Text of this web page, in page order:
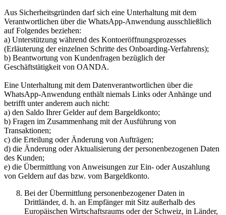
Aus Sicherheitsgründen darf sich eine Unterhaltung mit dem
Verantwortlichen über die WhatsApp-Anwendung ausschließlich
auf Folgendes beziehen:
a) Unterstützung während des Kontoeröffnungsprozesses
(Erläuterung der einzelnen Schritte des Onboarding-Verfahrens);
b) Beantwortung von Kundenfragen bezüglich der
Geschäftstätigkeit von OANDA.
Eine Unterhaltung mit dem Datenverantwortlichen über die
WhatsApp-Anwendung enthält niemals Links oder Anhänge und
betrifft unter anderem auch nicht:
a) den Saldo Ihrer Gelder auf dem Bargeldkonto;
b) Fragen im Zusammenhang mit der Ausführung von
Transaktionen;
c) die Erteilung oder Änderung von Aufträgen;
d) die Änderung oder Aktualisierung der personenbezogenen Daten
des Kunden;
e) die Übermittlung von Anweisungen zur Ein- oder Auszahlung
von Geldern auf das bzw. vom Bargeldkonto.
Bei der Übermittlung personenbezogener Daten in
Drittländer, d. h. an Empfänger mit Sitz außerhalb des
Europäischen Wirtschaftsraums oder der Schweiz, in Länder,